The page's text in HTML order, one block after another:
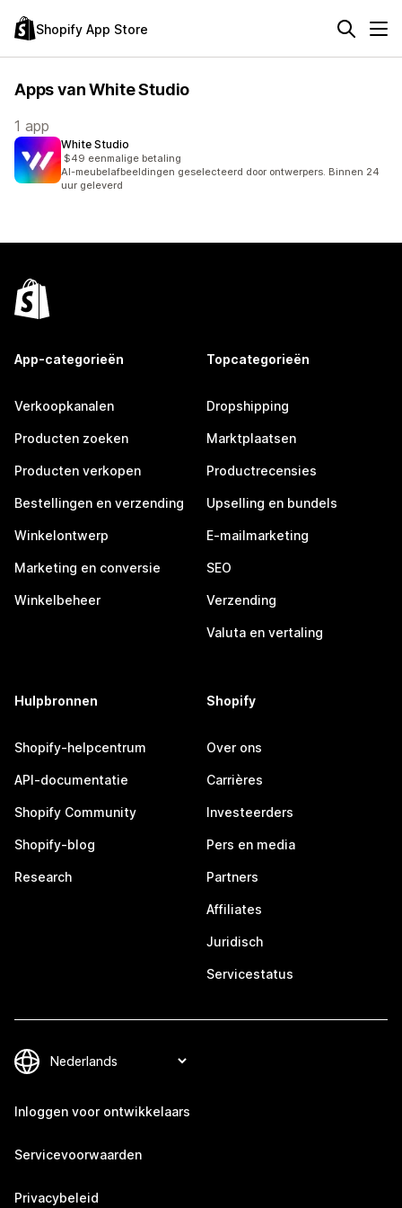
Shopify App Store
Apps van White Studio
1 app
White Studio
$49 eenmalige betaling
AI-meubelafbeeldingen geselecteerd door ontwerpers. Binnen 24
uur geleverd
App-categorieën
Verkoopkanalen
Producten zoeken
Producten verkopen
Bestellingen en verzending
Winkelontwerp
Marketing en conversie
Winkelbeheer
Topcategorieën
Dropshipping
Marktplaatsen
Productrecensies
Upselling en bundels
E-mailmarketing
SEO
Verzending
Valuta en vertaling
Hulpbronnen
Shopify-helpcentrum
API-documentatie
Shopify Community
Shopify-blog
Research
Shopify
Over ons
Carrières
Investeerders
Pers en media
Partners
Affiliates
Juridisch
Servicestatus
Inloggen voor ontwikkelaars
Servicevoorwaarden
Privacybeleid